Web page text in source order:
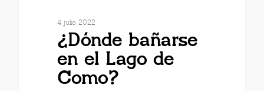
4 julio 2022
¿Dónde bañarse
en el Lago de
Como?